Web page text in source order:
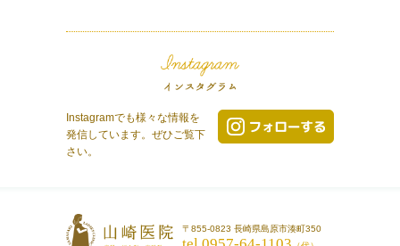
Instagramでも様々な情報を
発信しています。ぜひご覧下
さい。
〒855-0823 長崎県島原市湊町350